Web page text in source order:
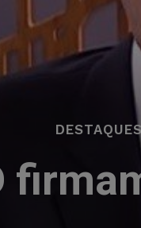
DESTAQUES